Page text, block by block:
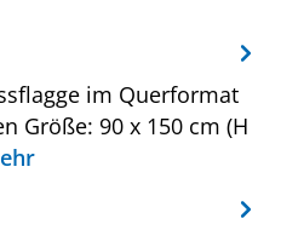
im Querformat
Größe: 90 x 150 cm (H